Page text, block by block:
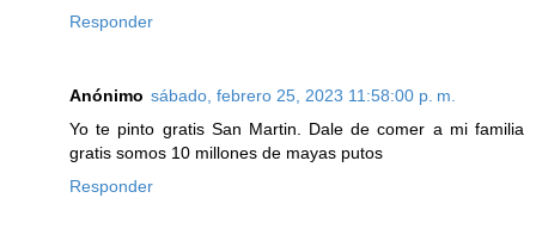
Responder
Anónimo sábado, febrero 25, 2023 11:58:00 p. m.
Yo te pinto gratis San Martin. Dale de comer a mi familia
gratis somos 10 millones de mayas putos
Responder